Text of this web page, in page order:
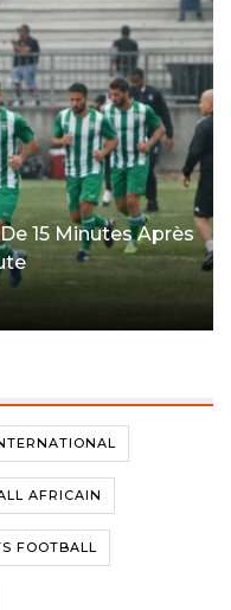
15 Minutes Après
AFRICAIN
FOOTBALL